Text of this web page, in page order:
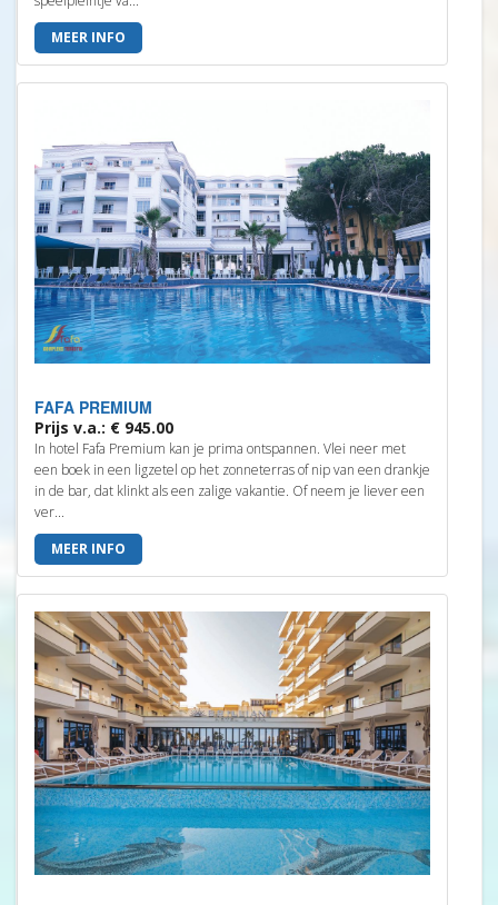
MEER INFO
FAFA PREMIUM
Prijs v.a.: € 945.00
In hotel Fafa Premium kan je prima ontspannen. Vlei neer met
een boek in een ligzetel op het zonneterras of nip van een drankje
in de bar, dat klinkt als een zalige vakantie. Of neem je liever een
ver...
MEER INFO